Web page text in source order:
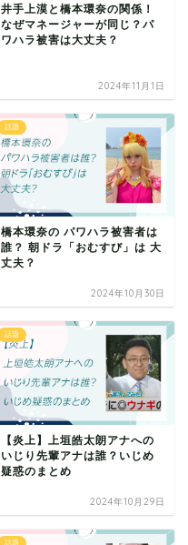
井手上漠と橋本環奈の関係！
なぜマネージャーが同じ？パ
ワハラ被害は大丈夫？
2024年11月1日
話題
橋本環奈の パワハラ被害者は
誰？ 朝ドラ「おむすび」は 大
丈夫？
2024年10月30日
話題
【炎上】上垣皓太朗アナへの
いじり先輩アナは誰？いじめ
疑惑のまとめ
2024年10月29日
話題